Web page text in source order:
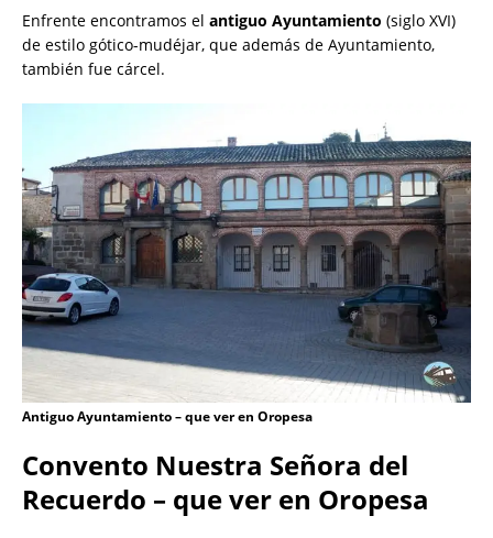
Enfrente encontramos el antiguo Ayuntamiento (siglo XVI)
de estilo gótico-mudéjar, que además de Ayuntamiento,
también fue cárcel.
Antiguo Ayuntamiento – que ver en Oropesa
Convento Nuestra Señora del
Recuerdo – que ver en Oropesa